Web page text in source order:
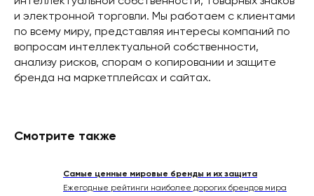
и электронной торговли. Мы работаем с клиентами
по всему миру, представляя интересы компаний по
вопросам интеллектуальной собственности,
анализу рисков, спорам о копировании и защите
бренда на маркетплейсах и сайтах.
Смотрите также
Самые ценные мировые бренды и их защита
Ежегодные рейтинги наиболее дорогих брендов мира